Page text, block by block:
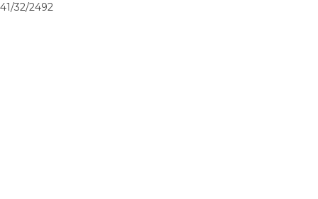
41/32/2492